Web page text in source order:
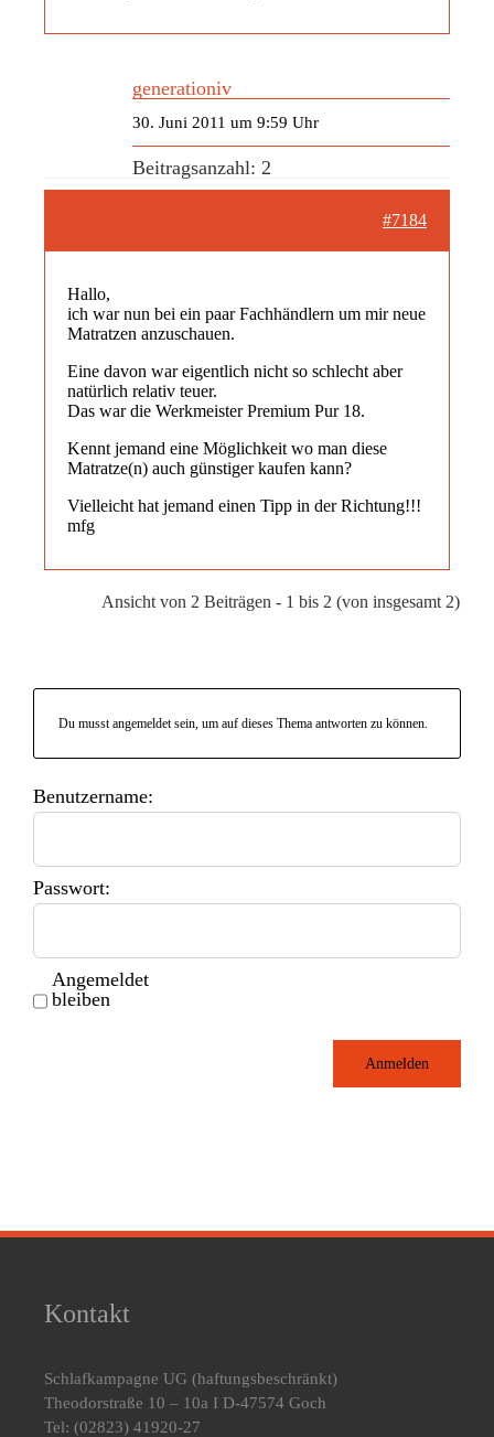
generationiv
30. Juni 2011 um 9:59 Uhr
Beitragsanzahl: 2
#7184
Hallo,
ich war nun bei ein paar Fachhändlern um mir neue
Matratzen anzuschauen.
Eine davon war eigentlich nicht so schlecht aber
natürlich relativ teuer.
Das war die Werkmeister Premium Pur 18.
Kennt jemand eine Möglichkeit wo man diese
Matratze(n) auch günstiger kaufen kann?
Vielleicht hat jemand einen Tipp in der Richtung!!!
mfg
Ansicht von 2 Beiträgen - 1 bis 2 (von insgesamt 2)
Du musst angemeldet sein, um auf dieses Thema antworten zu können.
Benutzername:
Passwort:
Angemeldet
bleiben
Anmelden
Kontakt
Schlafkampagne UG (haftungsbeschränkt)
Theodorstraße 10 – 10a I D-47574 Goch
Tel: (02823) 41920-27